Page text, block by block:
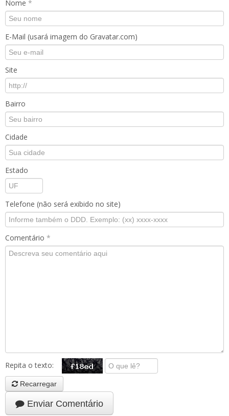
Nome *
E-Mail (usará imagem do Gravatar.com)
Site
Bairro
Cidade
Estado
Telefone (não será exibido no site)
Comentário *
Repita o texto:
Recarregar
Enviar Comentário